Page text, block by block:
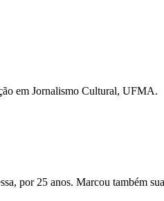
em Jornalismo Cultural, UFMA.
por 25 anos. Marcou também